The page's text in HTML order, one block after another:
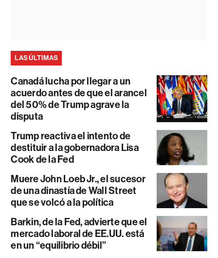
LAS ÚLTIMAS
Canadá lucha por llegar a un
acuerdo antes de que el arancel
del 50% de Trump agrave la
disputa
Trump reactiva el intento de
destituir a la gobernadora Lisa
Cook de la Fed
Muere John Loeb Jr., el sucesor
de una dinastía de Wall Street
que se volcó a la política
Barkin, de la Fed, advierte que el
mercado laboral de EE.UU. está
en un “equilibrio débil”